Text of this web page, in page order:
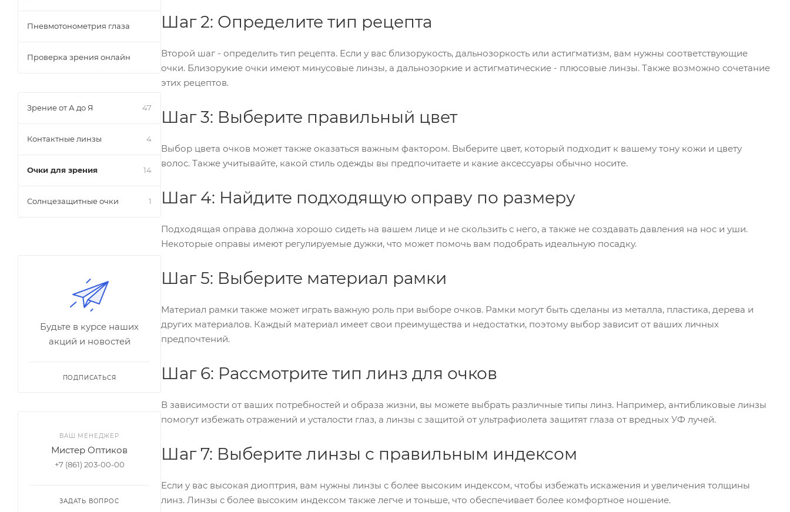
Шаг 2: Определите тип рецепта
Второй шаг - определить тип рецепта. Если у вас близорукость, дальнозоркость или астигматизм, вам нужны соответствующие
очки. Близорукие очки имеют минусовые линзы, а дальнозоркие и астигматические - плюсовые линзы. Также возможно сочетание
этих рецептов.
Шаг 3: Выберите правильный цвет
Выбор цвета очков может также оказаться важным фактором. Выберите цвет, который подходит к вашему тону кожи и цвету
волос. Также учитывайте, какой стиль одежды вы предпочитаете и какие аксессуары обычно носите.
Шаг 4: Найдите подходящую оправу по размеру
Подходящая оправа должна хорошо сидеть на вашем лице и не скользить с него, а также не создавать давления на нос и уши.
Некоторые оправы имеют регулируемые дужки, что может помочь вам подобрать идеальную посадку.
Шаг 5: Выберите материал рамки
Материал рамки также может играть важную роль при выборе очков. Рамки могут быть сделаны из металла, пластика, дерева и
других материалов. Каждый материал имеет свои преимущества и недостатки, поэтому выбор зависит от ваших личных
предпочтений.
Шаг 6: Рассмотрите тип линз для очков
В зависимости от ваших потребностей и образа жизни, вы можете выбрать различные типы линз. Например, антибликовые линзы
помогут избежать отражений и усталости глаз, а линзы с защитой от ультрафиолета защитят глаза от вредных УФ лучей.
Шаг 7: Выберите линзы с правильным индексом
Если у вас высокая диоптрия, вам нужны линзы с более высоким индексом, чтобы избежать искажения и увеличения толщины
линз. Линзы с более высоким индексом также легче и тоньше, что обеспечивает более комфортное ношение.
Пневмотонометрия глаза
Проверка зрения онлайн
Зрение от А до Я 47
Контактные линзы 4
Очки для зрения 14
Солнцезащитные очки 1
Будьте в курсе наших
акций и новостей
ПОДПИСАТЬСЯ
ВАШ МЕНЕДЖЕР
Мистер Оптиков
+7 (861) 203-00-00
ЗАДАТЬ ВОПРОС